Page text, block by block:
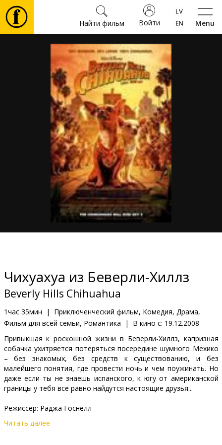
Menu
Войти
Найти фильм
Фильмы
Билеты
Культура
Мероприятия
Новости
Подарки
Клуб
Чихуахуа из Беверли-Хиллз
Beverly Hills Chihuahua
1час 35мин |
Приключенческий фильм, Комедия, Драма,
Фильм для всей семьи, Романтика
| В кино с: 19.12.2008
Привыкшая к роскошной жизни в Беверли-Хиллз, капризная
собачка ухитряется потеряться посередине шумного Мехико
– без знакомых, без средств к существованию, и без
малейшего понятия, где провести ночь и чем поужинать. Но
даже если ты не знаешь испанского, к югу от американской
границы у тебя все равно найдутся настоящие друзья...
Режиссер: Раджа Госнелл
В ролях: Дрю Бэрримор, Энди Гарсиа, Джордж Лопез, Чич
Читать далее